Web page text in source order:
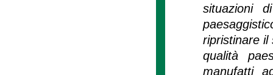
situazioni
ripristinare il
qualità
manufatti